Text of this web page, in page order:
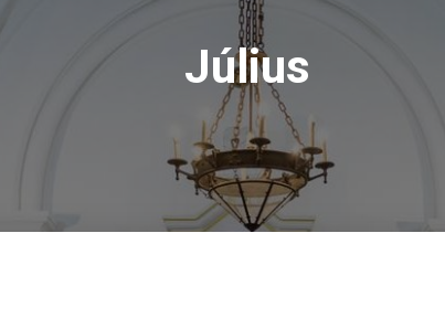
Július